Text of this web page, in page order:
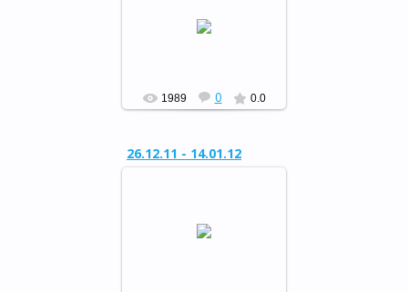
«Сохраним живую ель»
1989 0 0.0
26.12.11 - 14.01.12
«Сохраним живую ель»